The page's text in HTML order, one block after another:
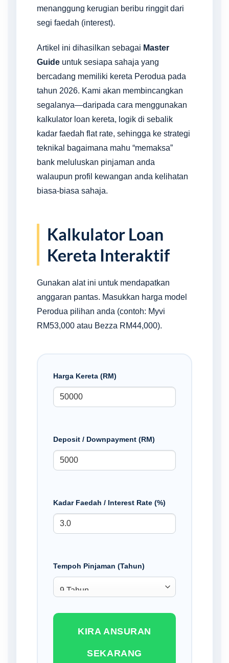
menanggung kerugian beribu ringgit dari
segi faedah (interest).
Artikel ini dihasilkan sebagai Master
Guide untuk sesiapa sahaja yang
bercadang memiliki kereta Perodua pada
tahun 2026. Kami akan membincangkan
segalanya—daripada cara menggunakan
kalkulator loan kereta, logik di sebalik
kadar faedah flat rate, sehingga ke strategi
teknikal bagaimana mahu “memaksa”
bank meluluskan pinjaman anda
walaupun profil kewangan anda kelihatan
biasa-biasa sahaja.
Kalkulator Loan
Kereta Interaktif
Gunakan alat ini untuk mendapatkan
anggaran pantas. Masukkan harga model
Perodua pilihan anda (contoh: Myvi
RM53,000 atau Bezza RM44,000).
Harga Kereta (RM)
Deposit / Downpayment (RM)
Kadar Faedah / Interest Rate (%)
Tempoh Pinjaman (Tahun)
KIRA ANSURAN
SEKARANG